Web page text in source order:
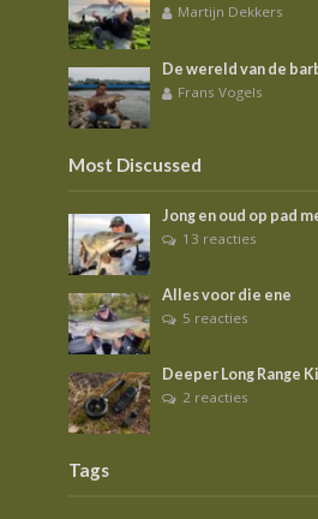
Martijn Dekkers
De wereld van de
Frans Vogels
Most Discussed
Jong en oud op pad
13 reacties
Alles voor die ene
5 reacties
Deeper Long Range
2 reacties
Tags